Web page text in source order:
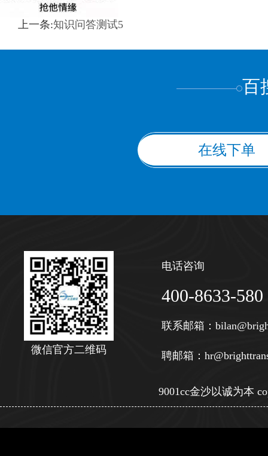
上一条:知识问答测试5
百
在线下单
微信官方二维码
电话咨询
400-8633-580
联系邮箱：
聘邮箱：
9001cc金沙以诚为本